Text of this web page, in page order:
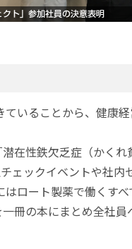
いることから、健康
在性鉄欠乏症（かく
ェックイベントや社
ロート製薬で働くす
冊の本にまとめ全社